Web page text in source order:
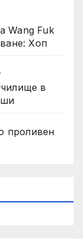
Wang Fuk
Хоп
в
проливен